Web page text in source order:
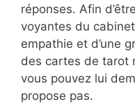
réponses. Afin
voyantes du
empathie et d’une
des cartes de tarot
vous pouvez lui
propose pas.